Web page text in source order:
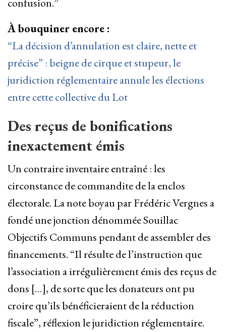
À bouquiner encore :
“La décision d’annulation est claire, nette et
précise” : beigne de cirque et stupeur, le
juridiction réglementaire annule les élections
entre cette collective du Lot
Des reçus de bonifications
inexactement émis
Un contraire inventaire entraîné : les
circonstance de commandite de la enclos
électorale. La note boyau par Frédéric Vergnes a
fondé une jonction dénommée Souillac
Objectifs Communs pendant de assembler des
financements. “Il résulte de l’instruction que
l’association a irrégulièrement émis des reçus de
dons […], de sorte que les donateurs ont pu
croire qu’ils bénéficieraient de la réduction
fiscale”, réflexion le juridiction réglementaire.